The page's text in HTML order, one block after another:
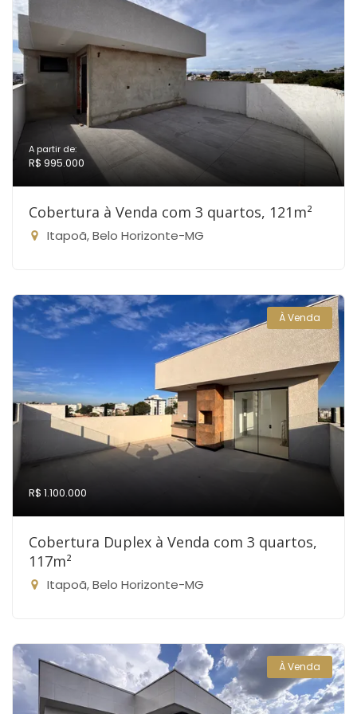
A partir de:
R$ 995.000
Cobertura à Venda com 3 quartos, 121m²
Itapoã, Belo Horizonte-MG
À Venda
R$ 1.100.000
Cobertura Duplex à Venda com 3 quartos,
117m²
Itapoã, Belo Horizonte-MG
À Venda